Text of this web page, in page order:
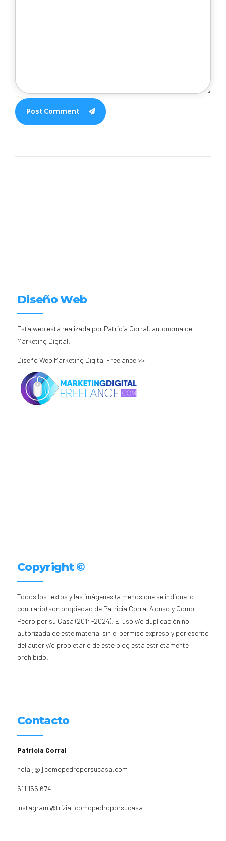
Post Comment
Diseño Web
Esta web está realizada por Patricia Corral, autónoma de
Marketing Digital.
Diseño Web Marketing Digital Freelance >>
Copyright ©
Todos los textos y las imágenes (a menos que se indique lo
contrario) son propiedad de Patricia Corral Alonso y Como
Pedro por su Casa (2014-2024). El uso y/o duplicación no
autorizada de este material sin el permiso expreso y por escrito
del autor y/o propietario de este blog está estrictamente
prohibido.
Contacto
Patricia Corral
hola [@] comopedroporsucasa.com
611 156 674
Instagram @trizia_comopedroporsucasa